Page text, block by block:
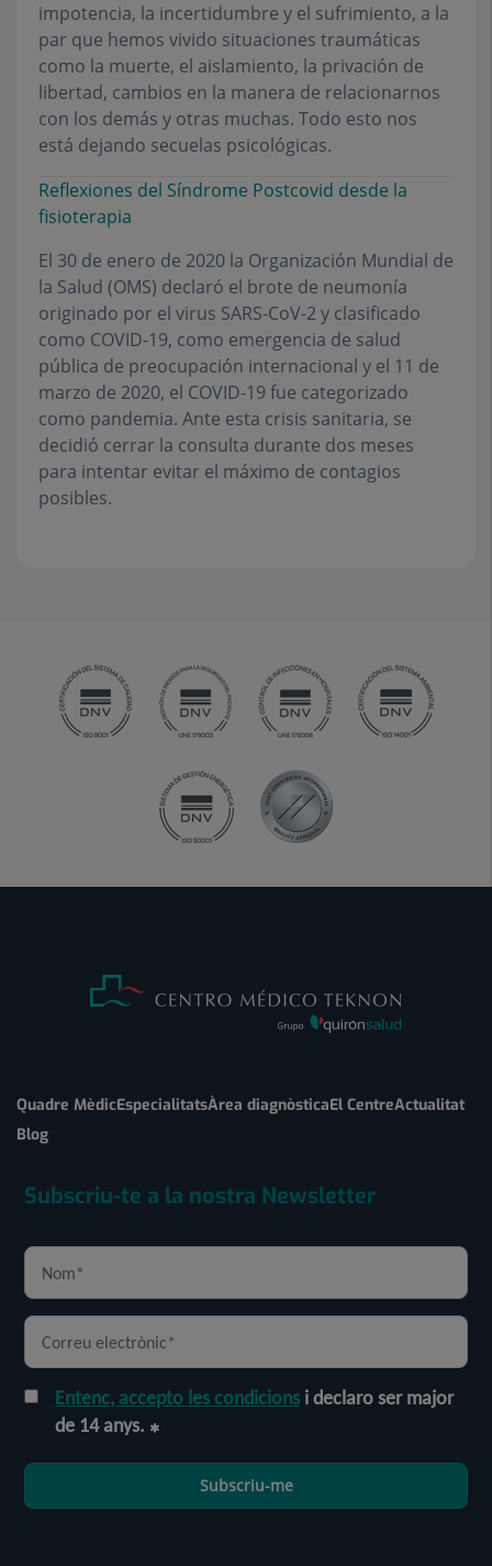
impotencia, la incertidumbre y el sufrimiento, a la
par que hemos vivido situaciones traumáticas
como la muerte, el aislamiento, la privación de
libertad, cambios en la manera de relacionarnos
con los demás y otras muchas. Todo esto nos
está dejando secuelas psicológicas.
Reflexiones del Síndrome Postcovid desde la
fisioterapia
El 30 de enero de 2020 la Organización Mundial de
la Salud (OMS) declaró el brote de neumonía
originado por el virus SARS-CoV-2 y clasificado
como COVID-19, como emergencia de salud
pública de preocupación internacional y el 11 de
marzo de 2020, el COVID-19 fue categorizado
como pandemia. Ante esta crisis sanitaria, se
decidió cerrar la consulta durante dos meses
para intentar evitar el máximo de contagios
posibles.
Quadre MèdicEspecialitatsÀrea diagnòsticaEl CentreActualitat
Blog
Subscriu-te a la nostra Newsletter
Entenc, accepto les condicions i declaro ser major
de 14 anys.
Subscriu-me